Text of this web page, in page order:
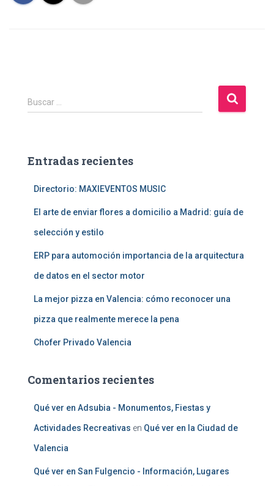
B
u
r
Buscar …
Entradas recientes
Directorio: MAXIEVENTOS MUSIC
El arte de enviar flores a domicilio a Madrid: guía de
selección y estilo
ERP para automoción importancia de la arquitectura
de datos en el sector motor
La mejor pizza en Valencia: cómo reconocer una
pizza que realmente merece la pena
Chofer Privado Valencia
Comentarios recientes
Qué ver en Adsubia - Monumentos, Fiestas y
Actividades Recreativas en Qué ver en la Ciudad de
Valencia
Qué ver en San Fulgencio - Información, Lugares